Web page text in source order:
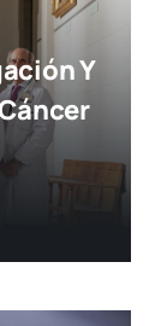
Y